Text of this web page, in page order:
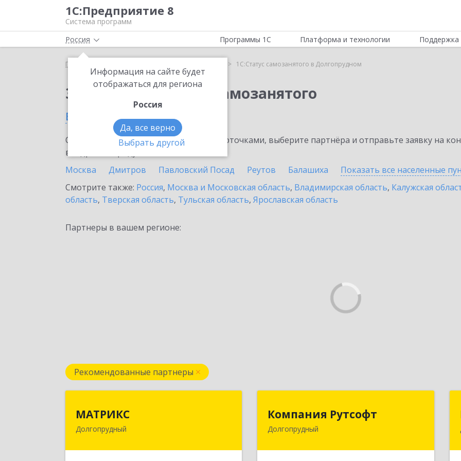
1С:Предприятие 8
Система программ
Россия
Информация на сайте будет
отображаться для региона
Россия
Да, все верно
Выбрать другой
Программы 1С Платформа и технологии Поддержка
Главная 1С:Статус самозанятого в Долгопрудном
Заказать 1С:Статус самозанятого
в Долгопрудном
Ознакомьтесь с информационными карточками, выберите партнёра и отправьте заявку на
внедрение продукта.
Москва
Дмитров Павловский Посад Реутов Балашиха Показать все населенные
Смотрите также: Россия, Москва и Московская область, Владимирская область, Калужская
область, Тверская область, Тульская область, Ярославская область
Партнеры в вашем регионе:
Рекомендованные партнеры
МАТРИКС
Долгопрудный
Компания Рутсофт
Долгопрудный
Компания Рутсофт